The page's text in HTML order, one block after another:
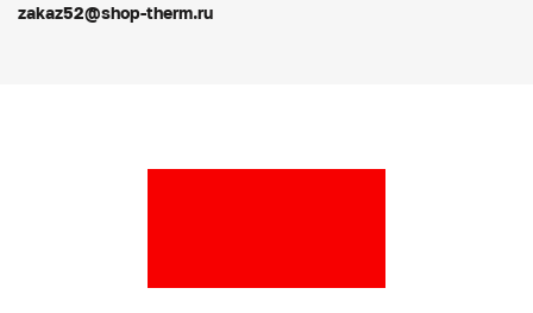
zakaz52@shop-therm.ru